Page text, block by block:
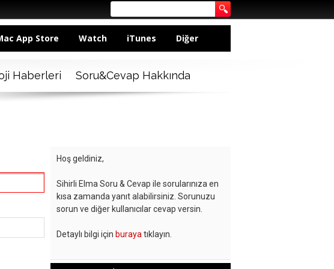
App Store Watch iTunes Diğer
Haberleri Soru&Cevap Hakkında
Hoş geldiniz,
Sihirli Elma Soru & Cevap ile sorularınıza en
kısa zamanda yanıt alabilirsiniz. Sorunuzu
sorun ve diğer kullanıcılar cevap versin.
Detaylı bilgi için buraya tıklayın.